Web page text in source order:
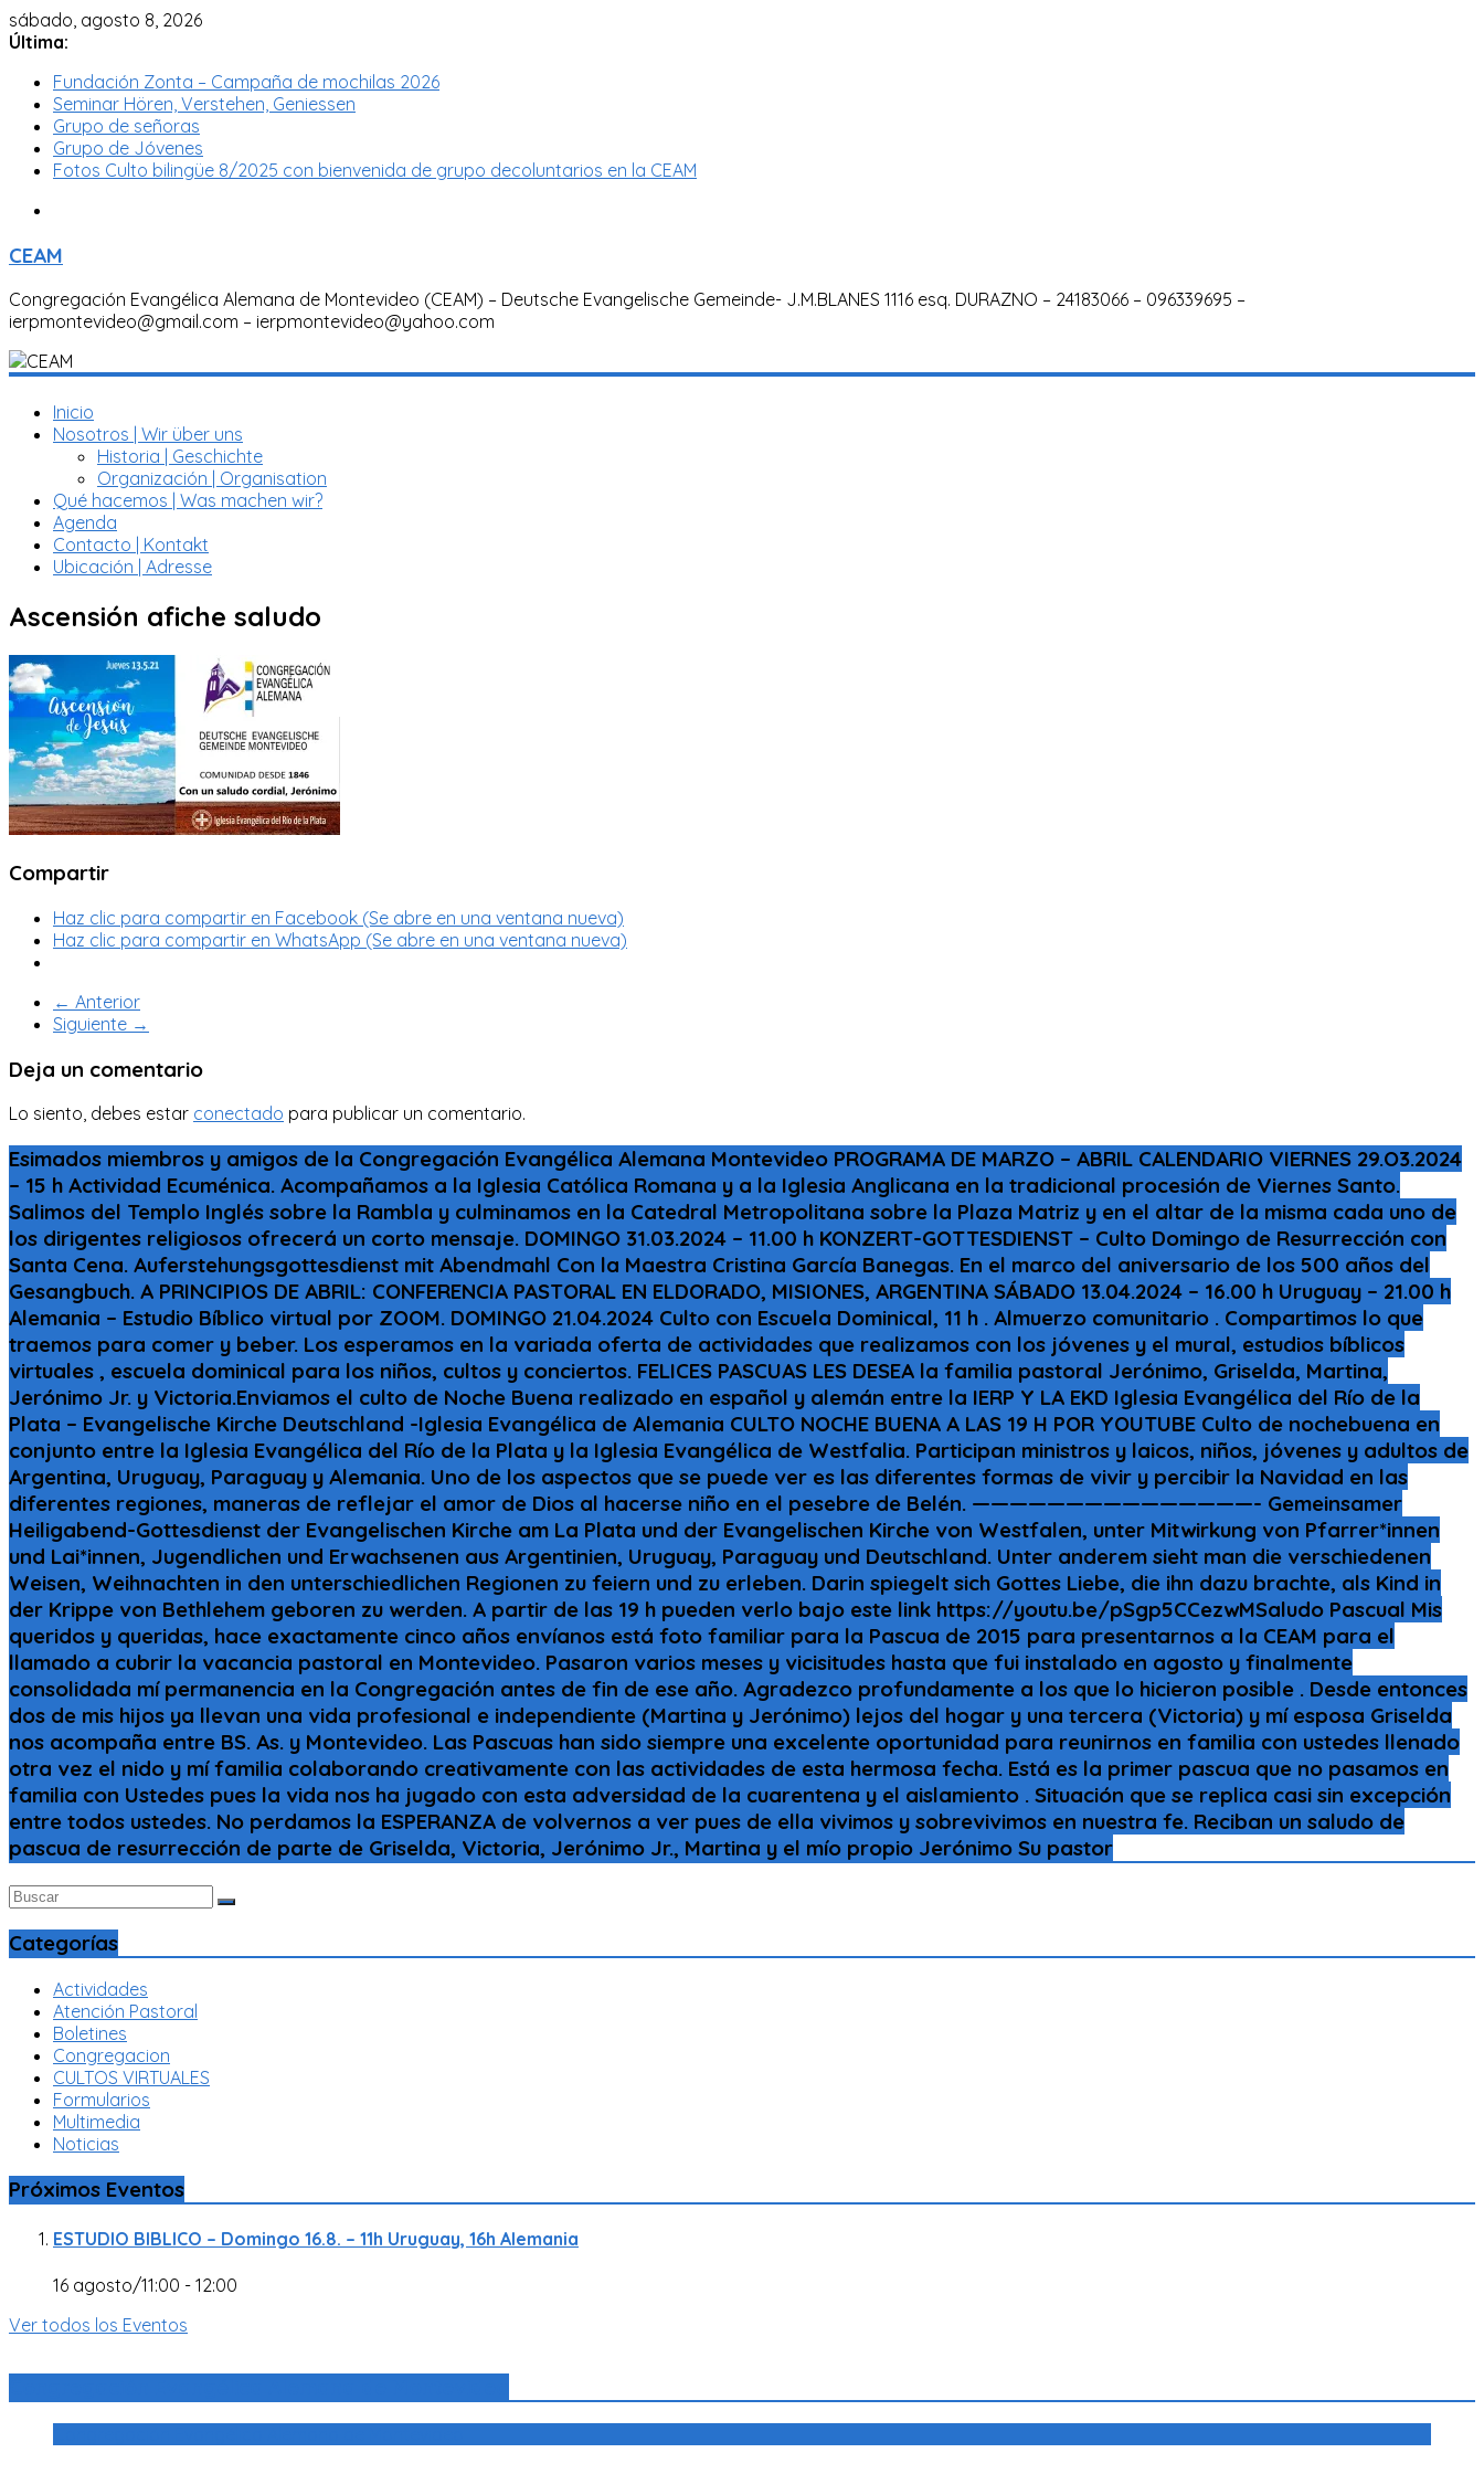
sábado, agosto 8, 2026
Última:
Fundación Zonta – Campaña de mochilas 2026
Seminar Hören, Verstehen, Geniessen
Grupo de señoras
Grupo de Jóvenes
Fotos Culto bilingüe 8/2025 con bienvenida de grupo decoluntarios en la CEAM
CEAM
Congregación Evangélica Alemana de Montevideo (CEAM) – Deutsche Evangelische Gemeinde- J.M.BLANES 1116 esq. DURAZNO – 24183066 – 096339695 –
ierpmontevideo@gmail.com – ierpmontevideo@yahoo.com
Inicio
Nosotros | Wir über uns
Historia | Geschichte
Organización | Organisation
Qué hacemos | Was machen wir?
Agenda
Contacto | Kontakt
Ubicación | Adresse
Ascensión afiche saludo
Compartir
Haz clic para compartir en Facebook (Se abre en una ventana nueva)
Haz clic para compartir en WhatsApp (Se abre en una ventana nueva)
← Anterior
Siguiente →
Deja un comentario
Lo siento, debes estar conectado para publicar un comentario.
Esimados miembros y amigos de la Congregación Evangélica Alemana Montevideo PROGRAMA DE MARZO – ABRIL CALENDARIO VIERNES 29.O3.2024
– 15 h Actividad Ecuménica. Acompañamos a la Iglesia Católica Romana y a la Iglesia Anglicana en la tradicional procesión de Viernes Santo.
Salimos del Templo Inglés sobre la Rambla y culminamos en la Catedral Metropolitana sobre la Plaza Matriz y en el altar de la misma cada uno de
los dirigentes religiosos ofrecerá un corto mensaje. DOMINGO 31.03.2024 – 11.00 h KONZERT-GOTTESDIENST – Culto Domingo de Resurrección con
Santa Cena. Auferstehungsgottesdienst mit Abendmahl Con la Maestra Cristina García Banegas. En el marco del aniversario de los 500 años del
Gesangbuch. A PRINCIPIOS DE ABRIL: CONFERENCIA PASTORAL EN ELDORADO, MISIONES, ARGENTINA SÁBADO 13.04.2024 – 16.00 h Uruguay – 21.00 h
Alemania – Estudio Bíblico virtual por ZOOM. DOMINGO 21.04.2024 Culto con Escuela Dominical, 11 h . Almuerzo comunitario . Compartimos lo que
traemos para comer y beber. Los esperamos en la variada oferta de actividades que realizamos con los jóvenes y el mural, estudios bíblicos
virtuales , escuela dominical para los niños, cultos y conciertos. FELICES PASCUAS LES DESEA la familia pastoral Jerónimo, Griselda, Martina,
Jerónimo Jr. y Victoria.Enviamos el culto de Noche Buena realizado en español y alemán entre la IERP Y LA EKD Iglesia Evangélica del Río de la
Plata – Evangelische Kirche Deutschland -Iglesia Evangélica de Alemania CULTO NOCHE BUENA A LAS 19 H POR YOUTUBE Culto de nochebuena en
conjunto entre la Iglesia Evangélica del Río de la Plata y la Iglesia Evangélica de Westfalia. Participan ministros y laicos, niños, jóvenes y adultos de
Argentina, Uruguay, Paraguay y Alemania. Uno de los aspectos que se puede ver es las diferentes formas de vivir y percibir la Navidad en las
diferentes regiones, maneras de reflejar el amor de Dios al hacerse niño en el pesebre de Belén. ———————————————- Gemeinsamer
Heiligabend-Gottesdienst der Evangelischen Kirche am La Plata und der Evangelischen Kirche von Westfalen, unter Mitwirkung von Pfarrer*innen
und Lai*innen, Jugendlichen und Erwachsenen aus Argentinien, Uruguay, Paraguay und Deutschland. Unter anderem sieht man die verschiedenen
Weisen, Weihnachten in den unterschiedlichen Regionen zu feiern und zu erleben. Darin spiegelt sich Gottes Liebe, die ihn dazu brachte, als Kind in
der Krippe von Bethlehem geboren zu werden. A partir de las 19 h pueden verlo bajo este link https://youtu.be/pSgp5CCezwMSaludo Pascual Mis
queridos y queridas, hace exactamente cinco años envíanos está foto familiar para la Pascua de 2015 para presentarnos a la CEAM para el
llamado a cubrir la vacancia pastoral en Montevideo. Pasaron varios meses y vicisitudes hasta que fui instalado en agosto y finalmente
consolidada mí permanencia en la Congregación antes de fin de ese año. Agradezco profundamente a los que lo hicieron posible . Desde entonces
dos de mis hijos ya llevan una vida profesional e independiente (Martina y Jerónimo) lejos del hogar y una tercera (Victoria) y mí esposa Griselda
nos acompaña entre BS. As. y Montevideo. Las Pascuas han sido siempre una excelente oportunidad para reunirnos en familia con ustedes llenado
otra vez el nido y mí familia colaborando creativamente con las actividades de esta hermosa fecha. Está es la primer pascua que no pasamos en
familia con Ustedes pues la vida nos ha jugado con esta adversidad de la cuarentena y el aislamiento . Situación que se replica casi sin excepción
entre todos ustedes. No perdamos la ESPERANZA de volvernos a ver pues de ella vivimos y sobrevivimos en nuestra fe. Reciban un saludo de
pascua de resurrección de parte de Griselda, Victoria, Jerónimo Jr., Martina y el mío propio Jerónimo Su pastor
Categorías
Actividades
Atención Pastoral
Boletines
Congregacion
CULTOS VIRTUALES
Formularios
Multimedia
Noticias
Próximos Eventos
ESTUDIO BIBLICO – Domingo 16.8. – 11h Uruguay, 16h Alemania
16 agosto/11:00 - 12:00
Ver todos los Eventos